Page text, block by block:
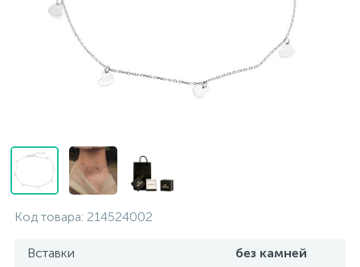
Код товара: 214524002
Вставки
без камней
КонтактыСеребряные колье
Серебряные цепочки
Серебряные сувениры